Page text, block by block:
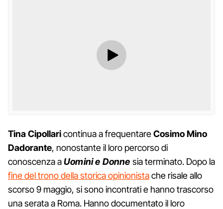
Tina Cipollaricontinua a frequentareCosimo Mino
Dadorante, nonostante il loro percorso di
conoscenza aUomini e Donne sia terminato. Dopo la
fine del trono della storica opinionistache risale allo
scorso 9 maggio, si sono incontrati e hanno trascorso
una serata a Roma. Hanno documentato il loro